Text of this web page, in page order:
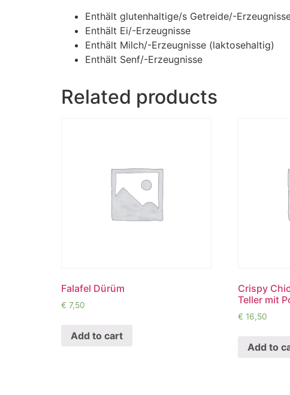
Enthält glutenhaltige/s Getreide/-
Enthält Ei/-Erzeugnisse
Enthält Milch/-Erzeugnisse (laktosehaltig)
Enthält Senf/-Erzeugnisse
Related products
Falafel Dürüm
€ 7,50
Add to cart
Crispy
Teller mit
€ 16,50
Add to